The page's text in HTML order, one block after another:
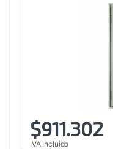
$911.302
IVA Incluido